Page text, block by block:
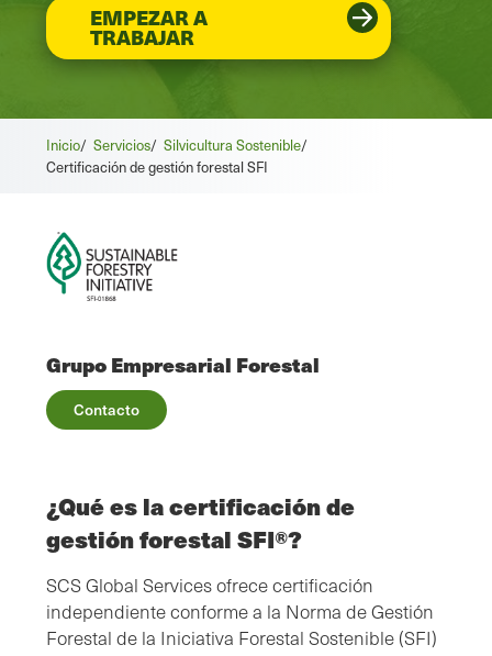
EMPEZAR A
TRABAJAR
Inicio/ Servicios/ Silvicultura Sostenible/
Certificación de gestión forestal SFI
Grupo Empresarial Forestal
Contacto
¿Qué es la certificación de
gestión forestal SFI®?
SCS Global Services ofrece certificación
independiente conforme a la Norma de Gestión
Forestal de la Iniciativa Forestal Sostenible (SFI)